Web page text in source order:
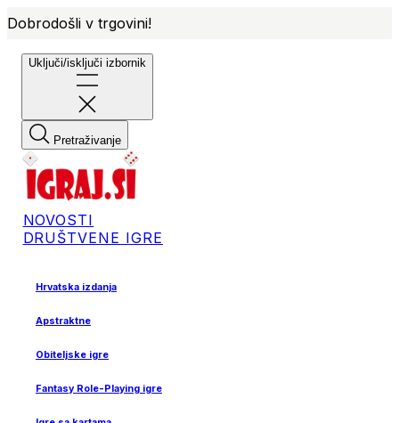
Dobrodošli v trgovini!
Uključi/isključi izbornik
Pretraživanje
NOVOSTI
DRUŠTVENE IGRE
Hrvatska izdanja
Apstraktne
Obiteljske igre
Fantasy Role-Playing igre